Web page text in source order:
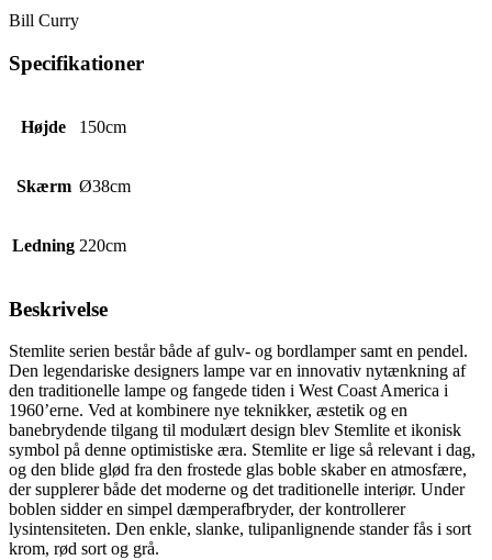
Bill Curry
Specifikationer
Højde 150cm
Skærm Ø38cm
Ledning 220cm
Beskrivelse
Stemlite serien består både af gulv- og bordlamper samt en pendel.
Den legendariske designers lampe var en innovativ nytænkning af
den traditionelle lampe og fangede tiden i West Coast America i
1960’erne. Ved at kombinere nye teknikker, æstetik og en
banebrydende tilgang til modulært design blev Stemlite et ikonisk
symbol på denne optimistiske æra. Stemlite er lige så relevant i dag,
og den blide glød fra den frostede glas boble skaber en atmosfære,
der supplerer både det moderne og det traditionelle interiør. Under
boblen sidder en simpel dæmperafbryder, der kontrollerer
lysintensiteten. Den enkle, slanke, tulipanlignende stander fås i sort
krom, rød sort og grå.